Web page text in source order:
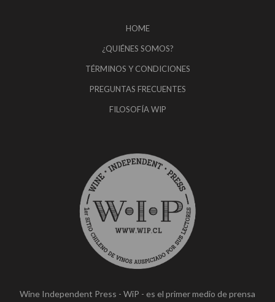
HOME
¿QUIÉNES SOMOS?
TÉRMINOS Y CONDICIONES
PREGUNTAS FRECUENTES
FILOSOFÍA WIP
Wine Independent Press - WiP - es el primer medio de prensa